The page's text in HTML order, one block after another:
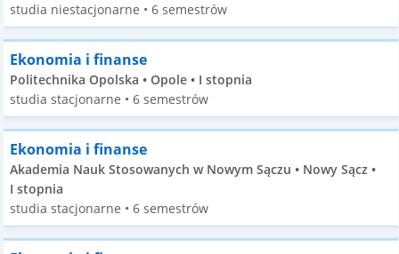
studia niestacjonarne • 6 semestrów
Ekonomia i finanse
Politechnika Opolska • Opole • I stopnia
studia stacjonarne • 6 semestrów
Ekonomia i finanse
Akademia Nauk Stosowanych w Nowym Sączu • Nowy Sącz •
I stopnia
studia stacjonarne • 6 semestrów